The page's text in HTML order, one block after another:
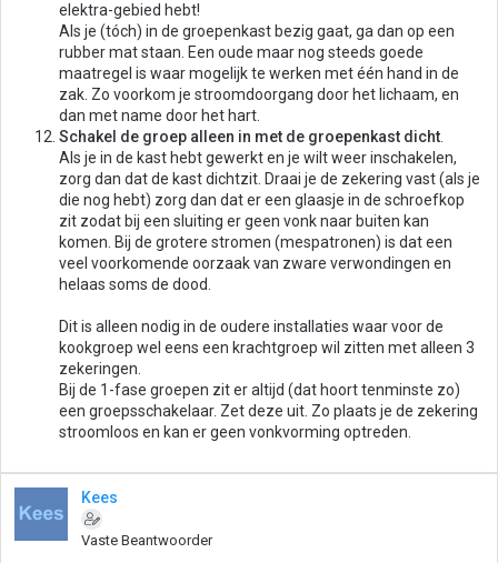
elektra-gebied hebt!
Als je (tóch) in de groepenkast bezig gaat, ga dan op een
rubber mat staan. Een oude maar nog steeds goede
maatregel is waar mogelijk te werken met één hand in de
zak. Zo voorkom je stroomdoorgang door het lichaam, en
dan met name door het hart.
Schakel de groep alleen in met de groepenkast dicht
Als je in de kast hebt gewerkt en je wilt weer inschakelen,
zorg dan dat de kast dichtzit. Draai je de zekering vast (als je
die nog hebt) zorg dan dat er een glaasje in de schroefkop
zit zodat bij een sluiting er geen vonk naar buiten kan
komen. Bij de grotere stromen (mespatronen) is dat een
veel voorkomende oorzaak van zware verwondingen en
helaas soms de dood.
Dit is alleen nodig in de oudere installaties waar voor de
kookgroep wel eens een krachtgroep wil zitten met alleen 3
zekeringen.
Bij de 1-fase groepen zit er altijd (dat hoort tenminste zo)
een groepsschakelaar. Zet deze uit. Zo plaats je de zekering
stroomloos en kan er geen vonkvorming optreden.
Kees
Vaste Beantwoorder